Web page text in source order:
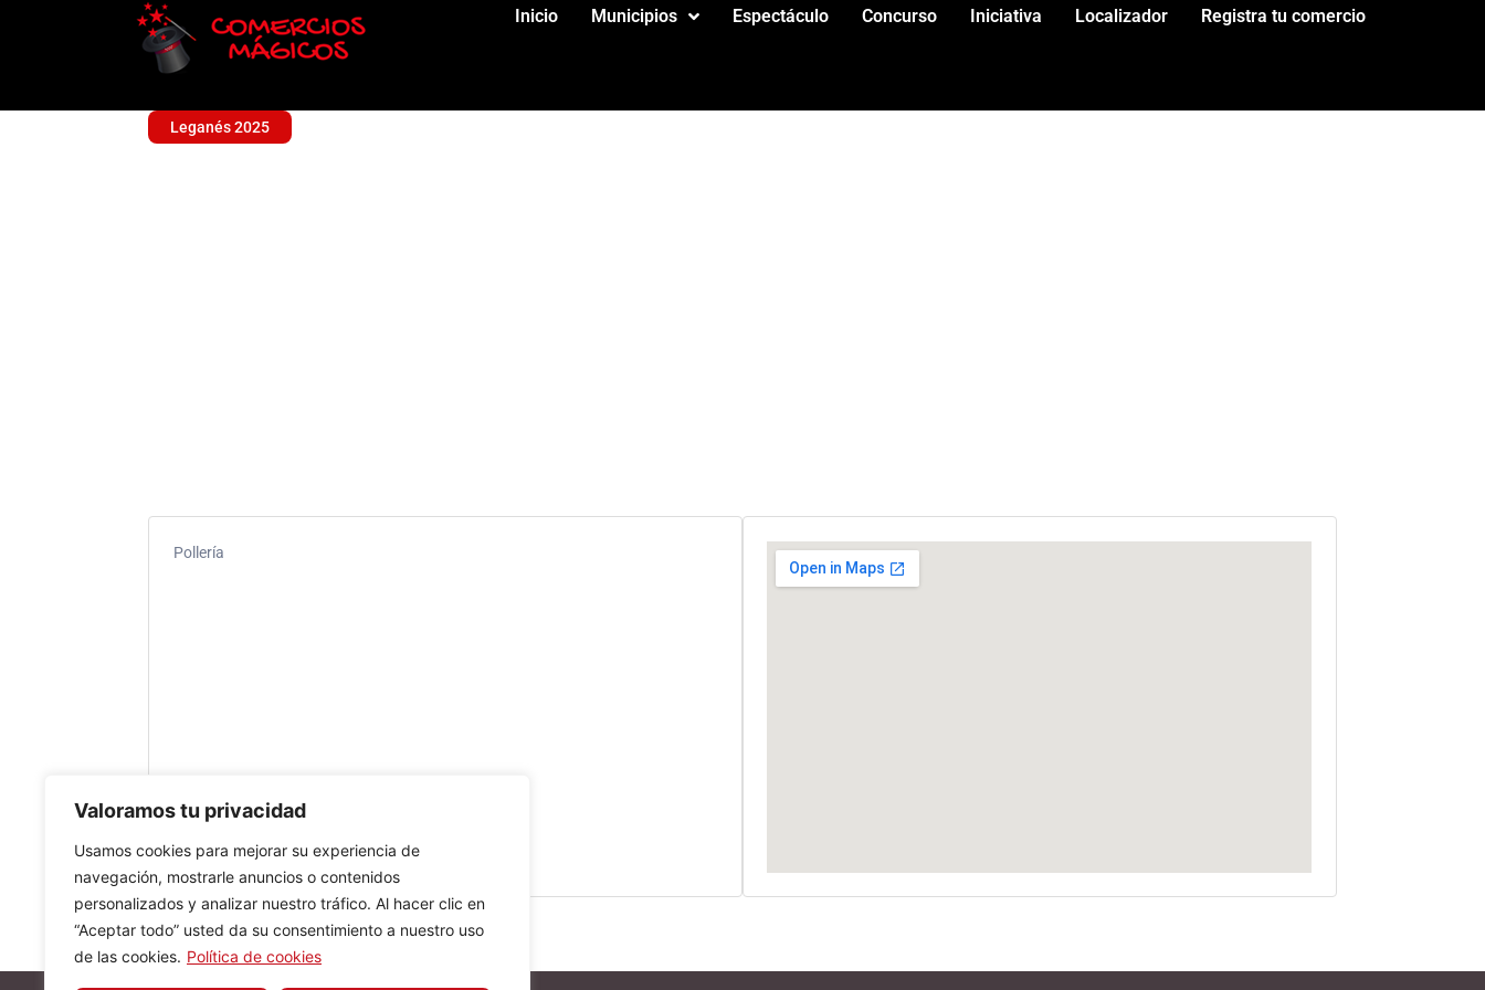
Valoramos tu privacidad
Usamos cookies para mejorar su experiencia de
navegación, mostrarle anuncios o contenidos
personalizados y analizar nuestro tráfico. Al hacer clic en
“Aceptar todo” usted da su consentimiento a nuestro uso
de las cookies. Política de cookies
Inicio Municipios Espectáculo Concurso Iniciativa Localizador Registra tu comercio
Leganés 2025
Pollería